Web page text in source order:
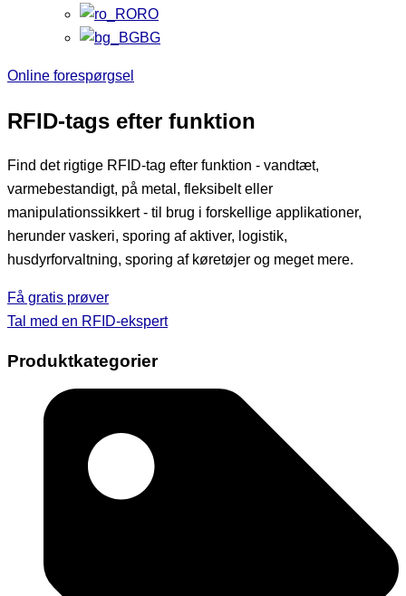
RO
BG
Online forespørgsel
RFID-tags efter funktion
Find det rigtige RFID-tag efter funktion - vandtæt,
varmebestandigt, på metal, fleksibelt eller
manipulationssikkert - til brug i forskellige applikationer,
herunder vaskeri, sporing af aktiver, logistik,
husdyrforvaltning, sporing af køretøjer og meget mere.
Få gratis prøver
Tal med en RFID-ekspert
Produktkategorier